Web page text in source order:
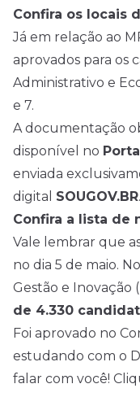
Confira os locais
Já em relação ao
aprovados para os
Administrativo e
e 7.
A documentação
disponível no
enviada
digital SOUGOV.BR.
Confira a lista de
Vale lembrar que
no dia 5 de maio.
Gestão e Inovação
de 4.330
Foi aprovado no
estudando com o
falar com você!